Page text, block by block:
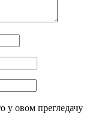
у овом прегледачу